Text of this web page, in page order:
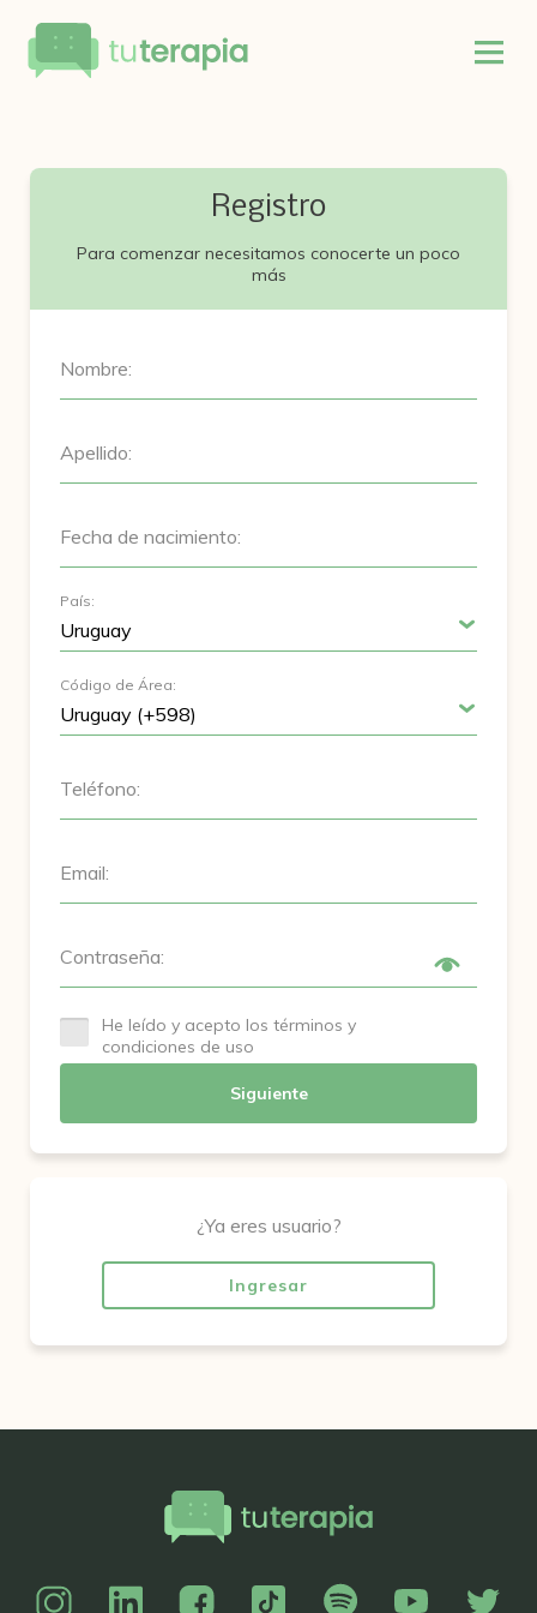
Registro
Para comenzar necesitamos conocerte un poco
más
Nombre:
Apellido:
Fecha de nacimiento:
País:
Código de Área:
Teléfono:
Email:
Contraseña:
He leído y acepto los términos y
condiciones de uso
Siguiente
¿Ya eres usuario?
Ingresar